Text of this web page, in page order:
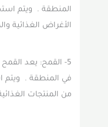
المنطقة . ويتم
الأغراض الغذائية
5- القمح: يعد
في المنطقة . ويتم
من المنتجات